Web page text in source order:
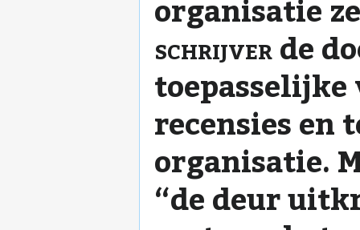
organisatie
schrijverde
recensies en
organisatie.
“de deur